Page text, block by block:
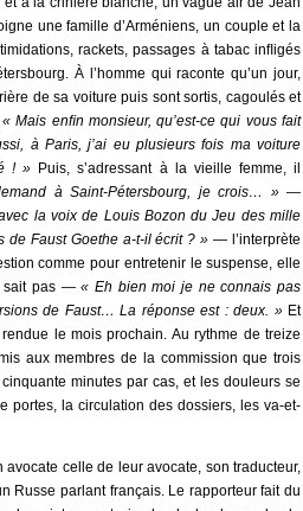
une famille d’Arméniens, un couple et la
rackets, passages à tabac inﬂigés
À l’homme qui raconte qu’un jour,
de sa voiture puis sont sortis, cagoulés et
« Mais enﬁn monsieur, qu’est-ce qui vous fait
à Paris, j’ai eu plusieurs fois ma voiture
! » Puis, s’adressant à la vieille femme, il
à Saint-Pétersbourg, je crois… »—
la voix de Louis Bozon du Jeu des mille
de Faust Goethe a-t-il écrit ? » — l’interprète
comme pour entretenir le suspense, elle
sait pas —« Eh bien moi je ne connais pas
de Faust… La réponse est : deux. »Et
le mois prochain. Au rythme de treize
aux membres de la commission que trois
minutes par cas, et les douleurs se
portes, la circulation des dossiers, les va-et-
celle de leur avocate, son traducteur,
Russe parlant français. Le rapporteur fait du